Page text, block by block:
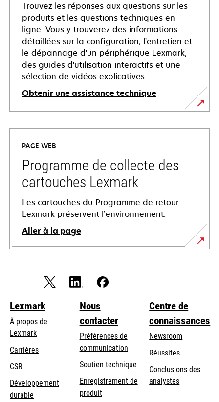
Trouvez les réponses aux questions sur les
produits et les questions techniques en
ligne. Vous y trouverez des informations
détaillées sur la configuration, l'entretien et
le dépannage d'un périphérique Lexmark,
des guides d'utilisation interactifs et une
sélection de vidéos explicatives.
Obtenir une assistance technique
s’ouvre
dans
nouvel
onglet
PAGE WEB
Programme de collecte des
cartouches Lexmark
Les cartouches du Programme de retour
Lexmark préservent l’environnement.
Aller à la page
Lexmark
À propos de
Lexmark
Carrières
CSR
Développement
durable
Nous
contacter
Préférences de
communication
s’ouvre
dans
un
nouvel
Soutien techniques’ouvre
dans
un
Enregistrement de
produit
Centre de
connaissances
Newsroom
Réussites
Conclusions des
analystes